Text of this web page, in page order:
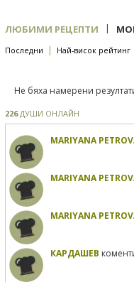
ЛЮБИМИ РЕЦЕПТИ |
Последни | Най-висок рейтинг
Не бяха намерени
226ДУШИ ОНЛАЙН
MARIYANA
MARIYANA
MARIYANA
КАРДАШЕВ